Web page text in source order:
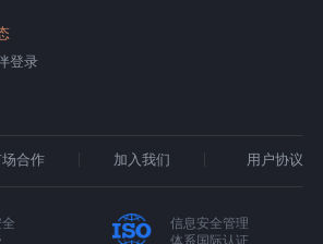
登录
合作 加入我们 用户协议
信息安全管理
体系国际认证